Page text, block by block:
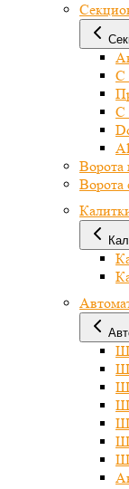
С
С
Ворота
Ворота